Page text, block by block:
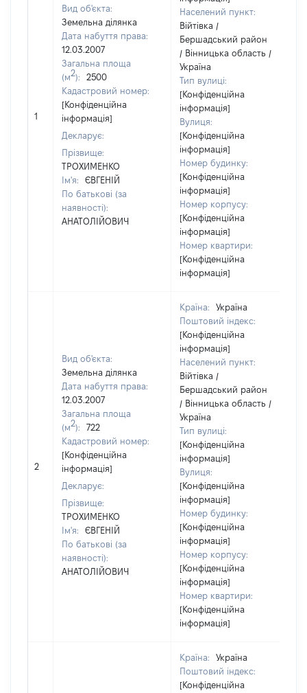
1
Вид об'єкта:
Земельна ділянка
Дата набуття права:
12.03.2007
Загальна площа
(м2):
2500
Кадастровий номер:
[Конфіденційна
інформація]
Декларує:
Прізвище:
ТРОХИМЕНКО
Ім'я:
ЄВГЕНІЙ
По батькові (за
наявності):
АНАТОЛІЙОВИЧ
Населений пункт:
Війтівка /
Бершадський район
/ Вінницька область /
Україна
Тип вулиці:
[Конфіденційна
інформація]
Вулиця:
[Конфіденційна
інформація]
Номер будинку:
[Конфіденційна
інформація]
Номер корпусу:
[Конфіденційна
інформація]
Номер квартири:
[Конфіденційна
інформація]
2
Вид об'єкта:
Земельна ділянка
Дата набуття права:
12.03.2007
Загальна площа
(м2):
722
Кадастровий номер:
[Конфіденційна
інформація]
Декларує:
Прізвище:
ТРОХИМЕНКО
Ім'я:
ЄВГЕНІЙ
По батькові (за
наявності):
АНАТОЛІЙОВИЧ
Країна:
Україна
Поштовий індекс:
[Конфіденційна
інформація]
Населений пункт:
Війтівка /
Бершадський район
/ Вінницька область /
Україна
Тип вулиці:
[Конфіденційна
інформація]
Вулиця:
[Конфіденційна
інформація]
Номер будинку:
[Конфіденційна
інформація]
Номер корпусу:
[Конфіденційна
інформація]
Номер квартири:
[Конфіденційна
інформація]
Країна:
Україна
Поштовий індекс:
[Конфіденційна